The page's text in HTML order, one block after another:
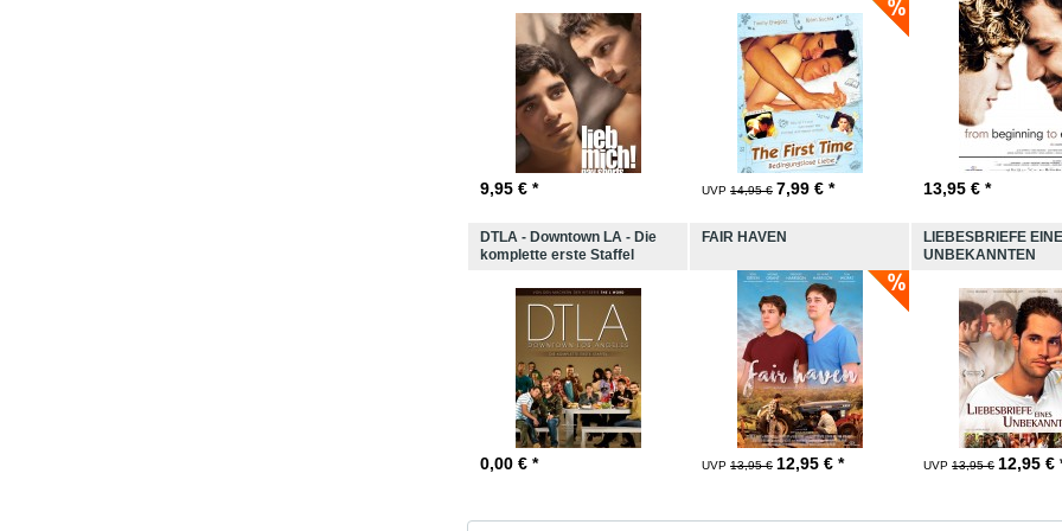
9,95 € * UVP 14,95 € 7,99 € * 13,95 € *
DTLA - Downtown LA - Die
komplette erste Staffel
0,00 € *
FAIR HAVEN
UVP 13,95 € 12,95 € *
LIEBESBRIEFE
UNBEKANNTEN
UVP 13,95 € 12,95 €